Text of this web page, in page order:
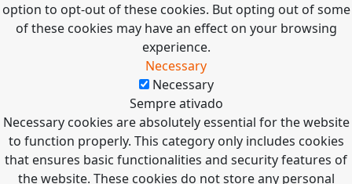
option to opt-out of these cookies. But opting out of some
of these cookies may have an effect on your browsing
experience.
Necessary
Necessary
Sempre ativado
Necessary cookies are absolutely essential for the website
to function properly. This category only includes cookies
that ensures basic functionalities and security features of
the website. These cookies do not store any personal